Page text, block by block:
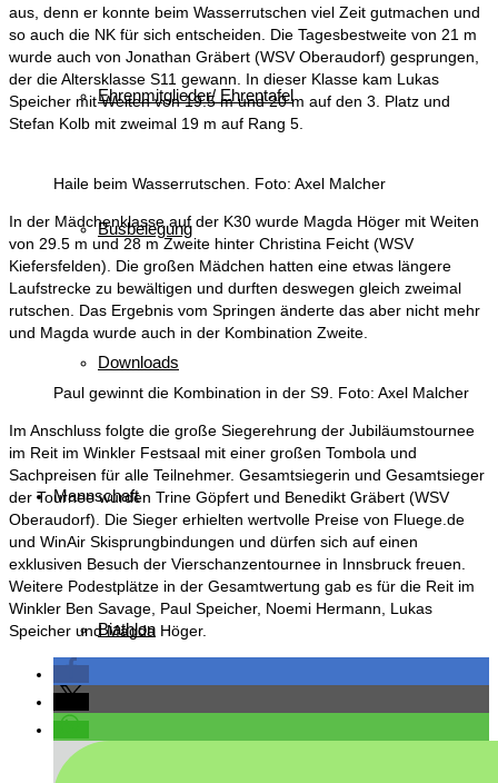
Ehrenmitglieder/ Ehrentafel
Busbelegung
Downloads
Mannschaft
Biathlon
aus, denn er konnte beim Wasserrutschen viel Zeit gutmachen und
so auch die NK für sich entscheiden. Die Tagesbestweite von 21 m
wurde auch von Jonathan Gräbert (WSV Oberaudorf) gesprungen,
der die Altersklasse S11 gewann. In dieser Klasse kam Lukas
Speicher mit Weiten von 19.5 m und 20 m auf den 3. Platz und
Stefan Kolb mit zweimal 19 m auf Rang 5.
Haile beim Wasserrutschen. Foto: Axel Malcher
In der Mädchenklasse auf der K30 wurde Magda Höger mit Weiten
von 29.5 m und 28 m Zweite hinter Christina Feicht (WSV
Kiefersfelden). Die großen Mädchen hatten eine etwas längere
Laufstrecke zu bewältigen und durften deswegen gleich zweimal
rutschen. Das Ergebnis vom Springen änderte das aber nicht mehr
und Magda wurde auch in der Kombination Zweite.
Paul gewinnt die Kombination in der S9. Foto: Axel Malcher
Im Anschluss folgte die große Siegerehrung der Jubiläumstournee
im Reit im Winkler Festsaal mit einer großen Tombola und
Sachpreisen für alle Teilnehmer. Gesamtsiegerin und Gesamtsieger
der Tournee wurden Trine Göpfert und Benedikt Gräbert (WSV
Oberaudorf). Die Sieger erhielten wertvolle Preise von Fluege.de
und WinAir Skisprungbindungen und dürfen sich auf einen
exklusiven Besuch der Vierschanzentournee in Innsbruck freuen.
Weitere Podestplätze in der Gesamtwertung gab es für die Reit im
Winkler Ben Savage, Paul Speicher, Noemi Hermann, Lukas
Speicher und Magda Höger.